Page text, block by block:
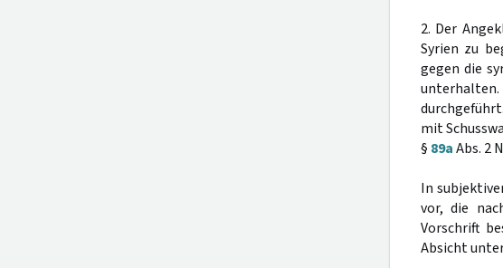
2. Der
Syrien zu
gegen die
unterhalten.
mit
§ 89aAbs. 2
In
vor, die
Vorschrift
Absicht